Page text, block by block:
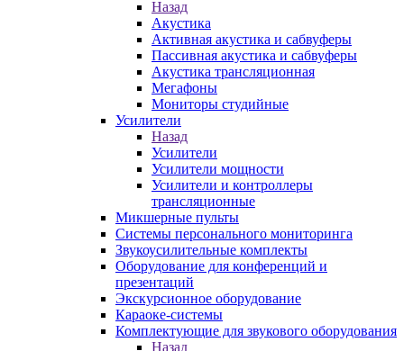
Назад
Акустика
Активная акустика и сабвуферы
Пассивная акустика и сабвуферы
Акустика трансляционная
Мегафоны
Мониторы студийные
Усилители
Назад
Усилители
Усилители мощности
Усилители и контроллеры
трансляционные
Микшерные пульты
Системы персонального мониторинга
Звукоусилительные комплекты
Оборудование для конференций и
презентаций
Экскурсионное оборудование
Караоке-системы
Комплектующие для звукового оборудования
Назад